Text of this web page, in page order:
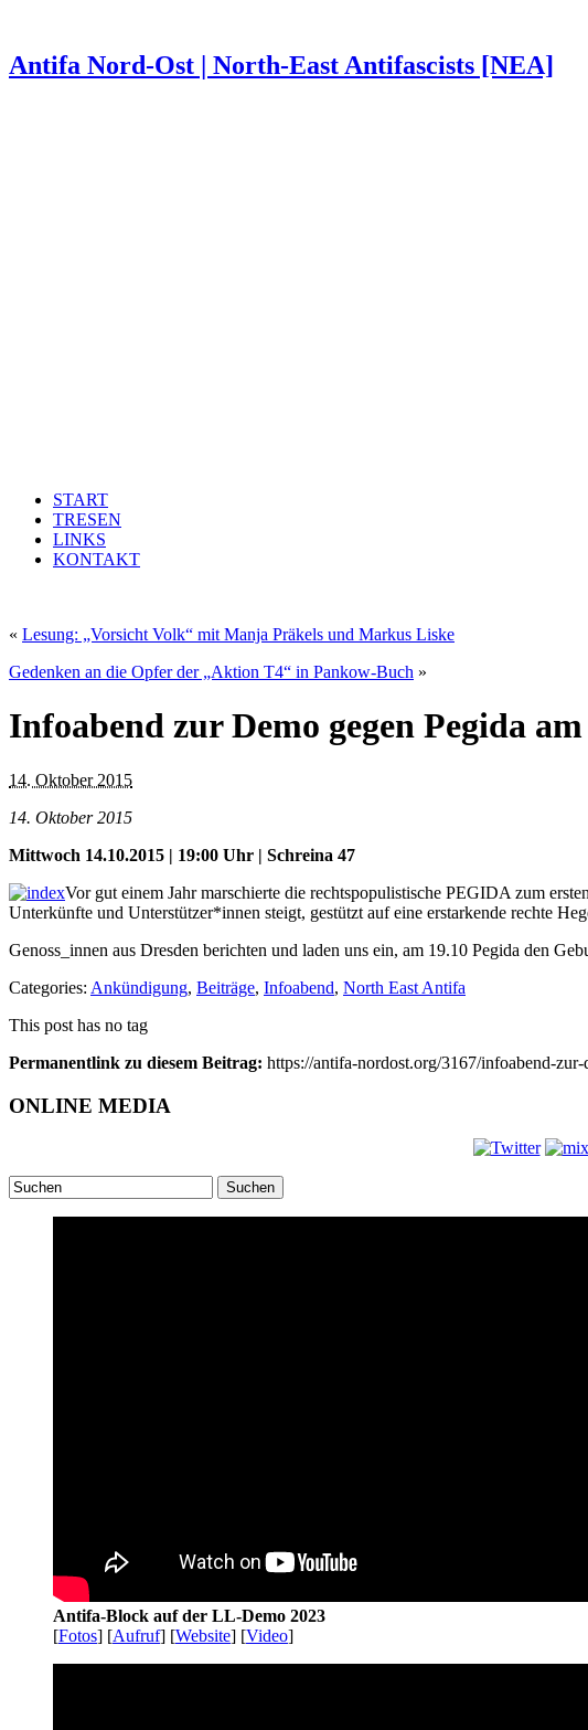
Antifa Nord-Ost | North-East Antifascists [NEA]
START
TRESEN
LINKS
KONTAKT
« Lesung: „Vorsicht Volk“ mit Manja Präkels und Markus Liske
Gedenken an die Opfer der „Aktion T4“ in Pankow-Buch »
Infoabend zur Demo gegen Pegida
14. Oktober 2015
14. Oktober 2015
Mittwoch 14.10.2015 | 19:00 Uhr | Schreina 47
Vor gut einem Jahr marschierte die rechtspopulistische PEGIDA zum
Unterkünfte und Unterstützer*innen steigt, gestützt auf eine erstarkende rechte
Genoss_innen aus Dresden berichten und laden uns ein, am 19.10 Pegida den
Categories: Ankündigung, Beiträge, Infoabend, North East Antifa
This post has no tag
Permanentlink zu diesem Beitrag: https://antifa-nordost.org/3167/infoabend-
ONLINE MEDIA
Suchen
Antifa-Block auf der LL-Demo 2023
[Fotos] [Aufruf] [Website] [Video]